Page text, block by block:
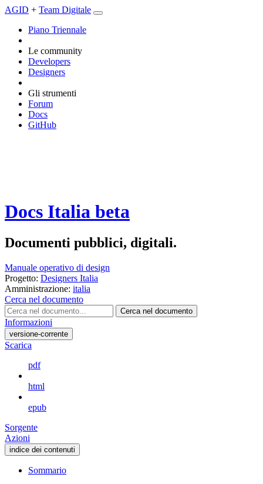
AGID + Team Digitale
Piano Triennale
Le community
Developers
Designers
Gli strumenti
Forum
Docs
GitHub
Docs Italia beta
Documenti pubblici, digitali.
Manuale operativo di design
Progetto: Designers Italia
Amministrazione: italia
Cerca nel documento
Cerca nel documento
Informazioni
versione-corrente
Scarica
pdf
html
epub
Sorgente
Azioni
indice dei contenuti
Sommario